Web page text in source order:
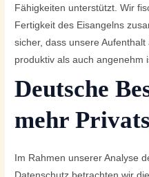
Fähigkeiten unterstützt. Wir
Fertigkeit des Eisangelns
sicher, dass unsere
produktiv als auch angenehm
Deutsche
mehr
Im Rahmen unserer Analyse